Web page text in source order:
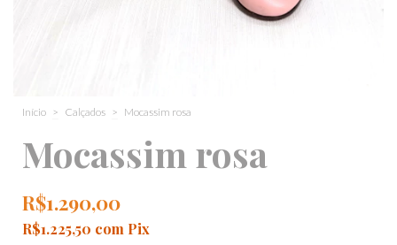
Início > Calçados > Mocassim rosa
Mocassim rosa
R$1.290,00
R$1.225,50 com Pix